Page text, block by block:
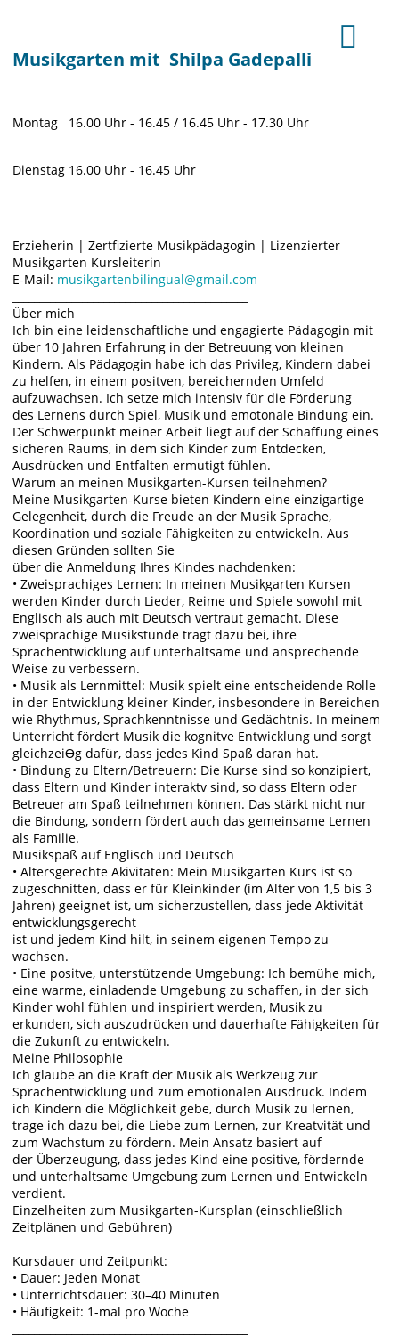
Musikgarten mit Shilpa Gadepalli
Montag 16.00 Uhr - 16.45 / 16.45 Uhr - 17.30 Uhr
Dienstag 16.00 Uhr - 16.45 Uhr
Erzieherin | Zertfizierte Musikpädagogin | Lizenzierter
Musikgarten Kursleiterin
E-Mail: musikgartenbilingual@gmail.com
Über mich
Ich bin eine leidenschaftliche und engagierte Pädagogin mit
über 10 Jahren Erfahrung in der Betreuung von kleinen
Kindern. Als Pädagogin habe ich das Privileg, Kindern dabei
zu helfen, in einem positven, bereichernden Umfeld
aufzuwachsen. Ich setze mich intensiv für die Förderung
des Lernens durch Spiel, Musik und emotonale Bindung ein.
Der Schwerpunkt meiner Arbeit liegt auf der Schaffung eines
sicheren Raums, in dem sich Kinder zum Entdecken,
Ausdrücken und Entfalten ermutigt fühlen.
Warum an meinen Musikgarten-Kursen teilnehmen?
Meine Musikgarten-Kurse bieten Kindern eine einzigartige
Gelegenheit, durch die Freude an der Musik Sprache,
Koordination und soziale Fähigkeiten zu entwickeln. Aus
diesen Gründen sollten Sie
über die Anmeldung Ihres Kindes nachdenken:
• Zweisprachiges Lernen: In meinen Musikgarten Kursen
werden Kinder durch Lieder, Reime und Spiele sowohl mit
Englisch als auch mit Deutsch vertraut gemacht. Diese
zweisprachige Musikstunde trägt dazu bei, ihre
Sprachentwicklung auf unterhaltsame und ansprechende
Weise zu verbessern.
• Musik als Lernmittel: Musik spielt eine entscheidende Rolle
in der Entwicklung kleiner Kinder, insbesondere in Bereichen
wie Rhythmus, Sprachkenntnisse und Gedächtnis. In meinem
Unterricht fördert Musik die kognitve Entwicklung und sorgt
gleichzeiƟg dafür, dass jedes Kind Spaß daran hat.
• Bindung zu Eltern/Betreuern: Die Kurse sind so konzipiert,
dass Eltern und Kinder interaktv sind, so dass Eltern oder
Betreuer am Spaß teilnehmen können. Das stärkt nicht nur
die Bindung, sondern fördert auch das gemeinsame Lernen
als Familie.
Musikspaß auf Englisch und Deutsch
• Altersgerechte Akivitäten: Mein Musikgarten Kurs ist so
zugeschnitten, dass er für Kleinkinder (im Alter von 1,5 bis 3
Jahren) geeignet ist, um sicherzustellen, dass jede Aktivität
entwicklungsgerecht
ist und jedem Kind hilt, in seinem eigenen Tempo zu
wachsen.
• Eine positve, unterstützende Umgebung: Ich bemühe mich,
eine warme, einladende Umgebung zu schaffen, in der sich
Kinder wohl fühlen und inspiriert werden, Musik zu
erkunden, sich auszudrücken und dauerhafte Fähigkeiten für
die Zukunft zu entwickeln.
Meine Philosophie
Ich glaube an die Kraft der Musik als Werkzeug zur
Sprachentwicklung und zum emotionalen Ausdruck. Indem
ich Kindern die Möglichkeit gebe, durch Musik zu lernen,
trage ich dazu bei, die Liebe zum Lernen, zur Kreatvität und
zum Wachstum zu fördern. Mein Ansatz basiert auf
der Überzeugung, dass jedes Kind eine positive, fördernde
und unterhaltsame Umgebung zum Lernen und Entwickeln
verdient.
Einzelheiten zum Musikgarten-Kursplan (einschließlich
Zeitplänen und Gebühren)
Kursdauer und Zeitpunkt:
• Dauer: Jeden Monat
• Unterrichtsdauer: 30–40 Minuten
• Häufigkeit: 1-mal pro Woche